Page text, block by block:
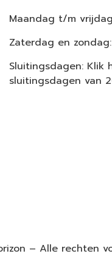
Maandag t/m
Zaterdag en
Sluitingsdagen: Klik
sluitingsdagen van
– Alle rechten